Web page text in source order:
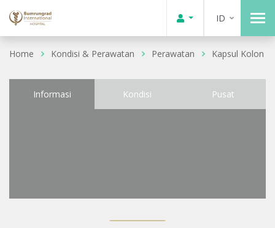
ID
Home Kondisi & Perawatan Perawatan Kapsul Kolon
Informasi Kondisi Pusat